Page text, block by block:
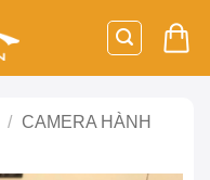
/ CAMERA HÀNH